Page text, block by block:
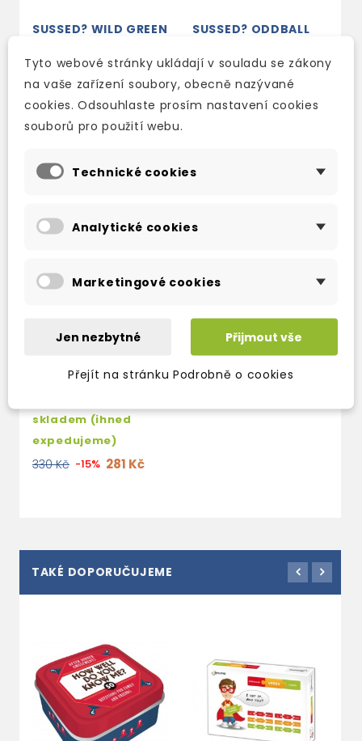
SUSSED? WILD GREEN
expedujeme)
330 Kč -15% 281 Kč
SUSSED? ODDBALL
skladem (ihned
expedujeme)
330 Kč -15% 281 Kč
skladem (ihned
expedujeme)
330 Kč -15% 281 Kč
TAKÉ DOPORUČUJEME
Tyto webové stránky ukládají v souladu se zákony
na vaše zařízení soubory, obecně nazývané
cookies. Odsouhlaste prosím nastavení cookies
souborů pro použití webu.
Technické cookies
Analytické cookies
Marketingové cookies
Jen nezbytné Přijmout vše
Přejít na stránku Podrobně o cookies